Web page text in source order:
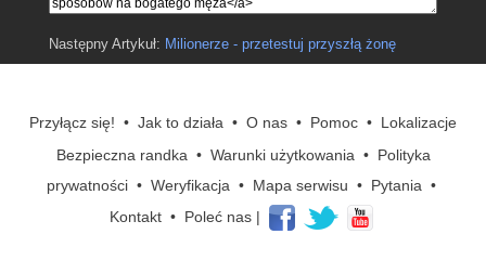
Następny Artykuł: Milionerze - przetestuj przyszłą żonę
Przyłącz się! • Jak to działa • O nas • Pomoc • Lokalizacje
Bezpieczna randka• Warunki użytkowania• Polityka
prywatności• Weryfikacja• Mapa serwisu • Pytania•
Kontakt• Poleć nas|